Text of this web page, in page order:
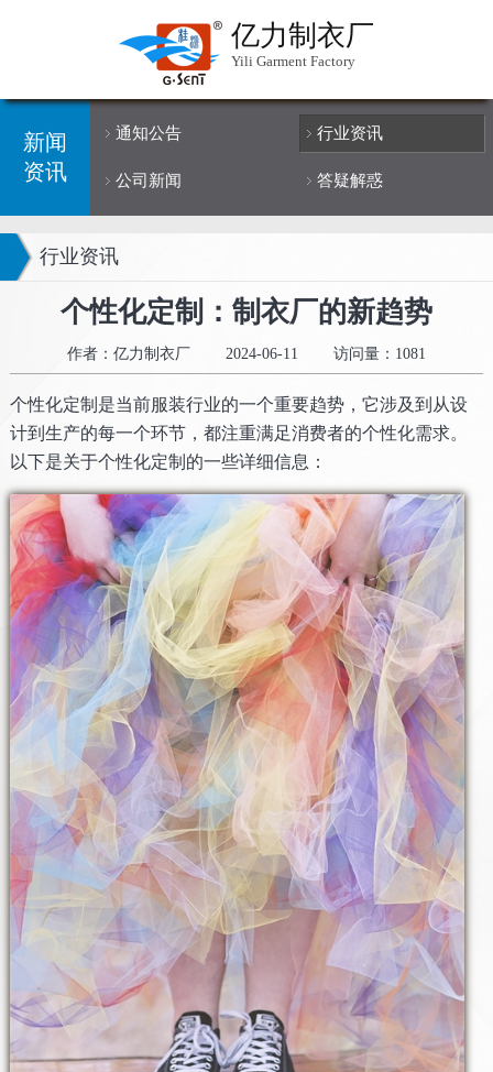
亿力制衣厂
Yili Garment Factory
新闻
资讯
通知公告 行业资讯
公司新闻 答疑解惑
行业资讯
个性化定制：制衣厂的新趋势
作者：亿力制衣厂 2024-06-11 访问量：1081
个性化定制是当前服装行业的一个重要趋势，它涉及到从设
计到生产的每一个环节，都注重满足消费者的个性化需求。
以下是关于个性化定制的一些详细信息：